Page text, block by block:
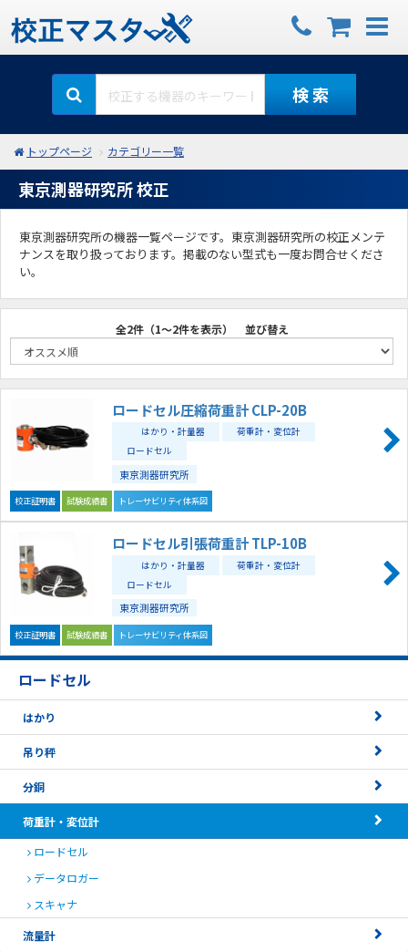
検 索
トップページ カテゴリー一覧
東京測器研究所 校正
東京測器研究所の機器一覧ページです。東京測器研究所の校正メンテ
ナンスを取り扱っております。掲載のない型式も一度お問合せくださ
い。
全2件（1～2件を表示） 並び替え
ロードセル圧縮荷重計 CLP-20B
はかり・計量器
荷重計・変位計
ロードセル
東京測器研究所
校正証明書 試験成績書 トレーサビリティ体系図
ロードセル引張荷重計 TLP-10B
はかり・計量器
荷重計・変位計
ロードセル
東京測器研究所
校正証明書 試験成績書 トレーサビリティ体系図
ロードセル
はかり
吊り秤
分銅
荷重計・変位計
ロードセル
データロガー
スキャナ
流量計